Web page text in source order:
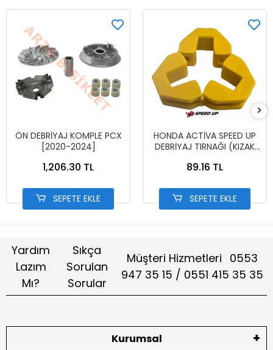
ÖN DEBRİYAJ KOMPLE PCX
[2020-2024]
1,206.30 TL
SEPETE EKLE
HONDA ACTİVA SPEED UP
DEBRİYAJ TIRNAĞI (KIZAK
89.16 TL
SEPETE EKLE
Yardım
Lazım
Mı?
Sıkça
Sorulan
Sorular
Müşteri Hizmetleri 0553
947 35 15 / 0551 415 35 35
Kurumsal